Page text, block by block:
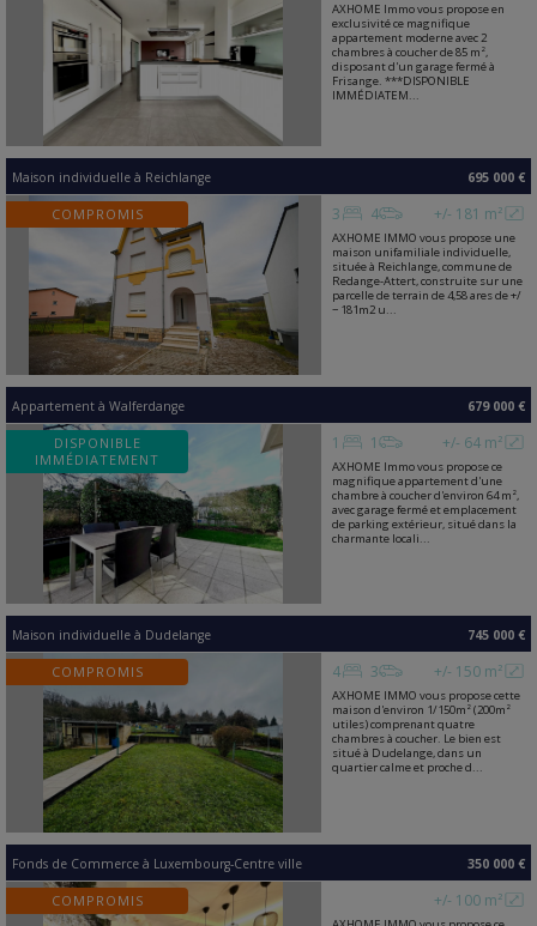
AXHOME Immo vous propose en
exclusivité ce magnifique
appartement moderne avec 2
chambres à coucher de 85 m²,
disposant d'un garage fermé à
Frisange. ***DISPONIBLE
IMMÉDIATEM...
Maison individuelle à Reichlange 695 000 €
COMPROMIS +/- 181 m²
3 4
AXHOME IMMO vous propose une
maison unifamiliale individuelle,
située à Reichlange, commune de
Redange-Attert, construite sur une
parcelle de terrain de 4,58 ares de +/
− 181m2 u...
Appartement à Walferdange 679 000 €
DISPONIBLE
IMMÉDIATEMENT
+/- 64 m²
1 1
AXHOME Immo vous propose ce
magnifique appartement d'une
chambre à coucher d'environ 64 m²,
avec garage fermé et emplacement
de parking extérieur, situé dans la
charmante locali...
Maison individuelle à Dudelange 745 000 €
COMPROMIS +/- 150 m²
4 3
AXHOME IMMO vous propose cette
maison d'environ 1/150m² (200m²
utiles) comprenant quatre
chambres à coucher. Le bien est
situé à Dudelange, dans un
quartier calme et proche d...
Fonds de Commerce à Luxembourg-Centre ville 350 000 €
COMPROMIS +/- 100 m²